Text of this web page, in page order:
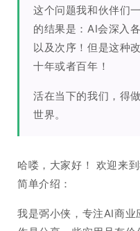
这个问题我和伙伴们
的结果是：AI会深入
以及次序！但是这种
十年或者百年！
活在当下的我们，得
世界。
哈喽，大家好！ 欢迎来
简单介绍：
我是弼小侠，专注AI商